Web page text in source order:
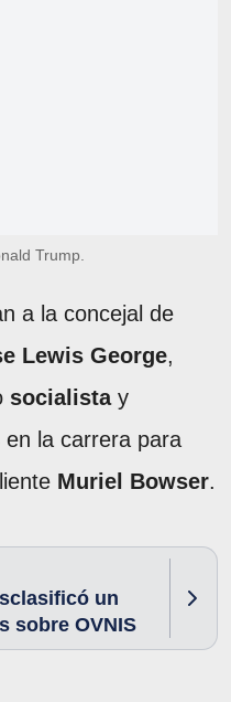
Trump.
a la concejal de
Lewis George,
socialistay
en la carrera para
Muriel Bowser.
un
sobre OVNIS